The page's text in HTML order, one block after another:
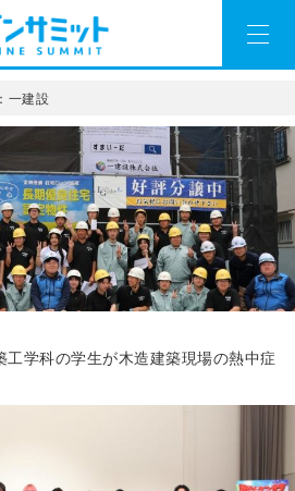
一建設
工学科の学生が木造建築現場の熱中症